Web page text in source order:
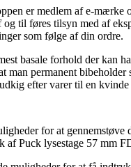
er medlem af e-
til føres tilsyn med af
som følge af din ordre.
basale forhold der kan
man permanent
efter varer til en kvinde
for at
Puck lysestage 57 mm